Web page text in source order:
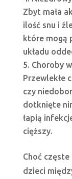
Zbyt mała
ilość snu i
które mogą
układu
Choroby
Przewlekłe
czy
dotknięte
łapią
cięższy.
Choć częste
dzieci